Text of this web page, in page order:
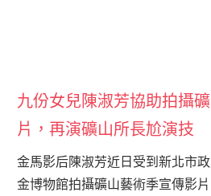
九份女兒陳淑芳協助拍攝
片，再演礦山所長尬演技
金馬影后陳淑芳近日受到新北市
金博物館拍攝礦山藝術季宣傳影